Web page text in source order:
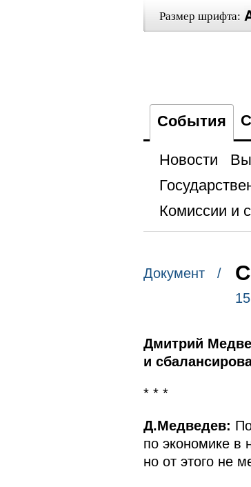
Размер шрифта:
События
Новости
Комиссии и
Документ /
Дмитрий
и
* * *
Д.Медведев:
по экономике в
но от этого не